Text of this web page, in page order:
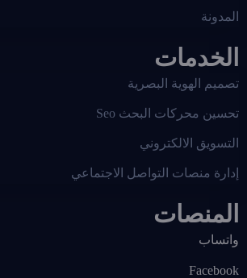
المدونة
الخدمات
تصميم الهوية البصرية
تحسين محركات البحث Seo
التسويق الالكتروني
إدارة منصات التواصل الاجتماعي
المنصات
واتساب
Facebook